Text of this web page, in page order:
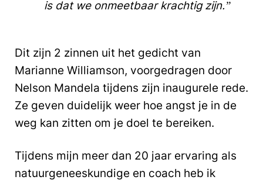
is dat we onmeetbaar krachtig zijn.”
Dit zijn 2 zinnen uit het gedicht van
Marianne Williamson, voorgedragen door
Nelson Mandela tijdens zijn inaugurele rede.
Ze geven duidelijk weer hoe angst je in de
weg kan zitten om je doel te bereiken.
Tijdens mijn meer dan 20 jaar ervaring als
natuurgeneeskundige en coach heb ik